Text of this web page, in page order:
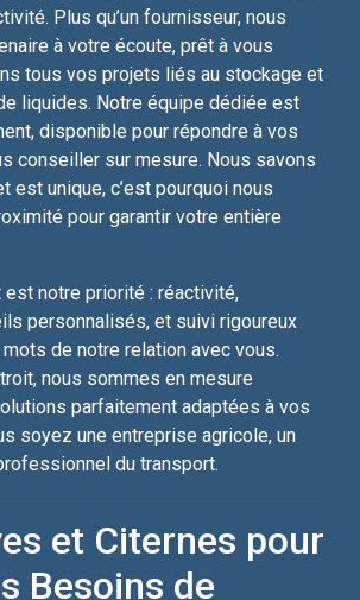
Plus qu’un fournisseur, nous
à votre écoute, prêt à vous
tous vos projets liés au stockage et
liquides. Notre équipe dédiée est
disponible pour répondre à vos
conseiller sur mesure. Nous savons
est unique, c’est pourquoi nous
pour garantir votre entière
notre priorité : réactivité,
personnalisés, et suivi rigoureux
de notre relation avec vous.
nous sommes en mesure
parfaitement adaptées à vos
soyez une entreprise agricole, un
du transport.
et Citernes pour
Besoins de